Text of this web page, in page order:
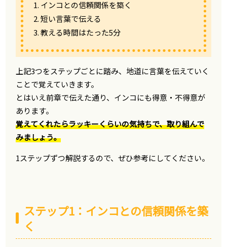
1. インコとの信頼関係を築く
2. 短い言葉で伝える
3. 教える時間はたった5分
上記3つをステップごとに踏み、地道に言葉を伝えていく
ことで覚えていきます。
とはいえ前章で伝えた通り、インコにも得意・不得意が
あります。
覚えてくれたらラッキーくらいの気持ちで、取り組んで
みましょう。
1ステップずつ解説するので、ぜひ参考にしてください。
ステップ1：インコとの信頼関係を築
く